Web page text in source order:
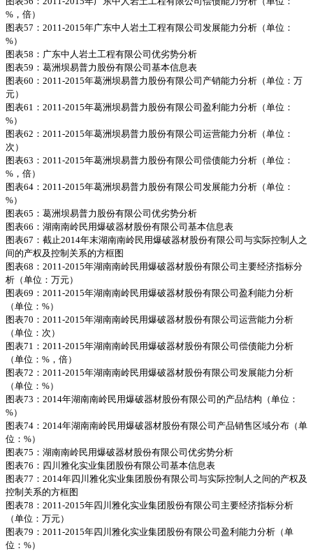
%，倍）
图表57：2011-2015年广东中人岩土工程有限公司发展能力分析（单位：
%）
图表58：广东中人岩土工程有限公司优劣势分析
图表59：葛洲坝易普力股份有限公司基本信息表
图表60：2011-2015年葛洲坝易普力股份有限公司产销能力分析（单位：万
元）
图表61：2011-2015年葛洲坝易普力股份有限公司盈利能力分析（单位：
%）
图表62：2011-2015年葛洲坝易普力股份有限公司运营能力分析（单位：
次）
图表63：2011-2015年葛洲坝易普力股份有限公司偿债能力分析（单位：
%，倍）
图表64：2011-2015年葛洲坝易普力股份有限公司发展能力分析（单位：
%）
图表65：葛洲坝易普力股份有限公司优劣势分析
图表66：湖南南岭民用爆破器材股份有限公司基本信息表
图表67：截止2014年末湖南南岭民用爆破器材股份有限公司与实际控制人之
间的产权及控制关系的方框图
图表68：2011-2015年湖南南岭民用爆破器材股份有限公司主要经济指标分
析（单位：万元）
图表69：2011-2015年湖南南岭民用爆破器材股份有限公司盈利能力分析
（单位：%）
图表70：2011-2015年湖南南岭民用爆破器材股份有限公司运营能力分析
（单位：次）
图表71：2011-2015年湖南南岭民用爆破器材股份有限公司偿债能力分析
（单位：%，倍）
图表72：2011-2015年湖南南岭民用爆破器材股份有限公司发展能力分析
（单位：%）
图表73：2014年湖南南岭民用爆破器材股份有限公司的产品结构（单位：
%）
图表74：2014年湖南南岭民用爆破器材股份有限公司产品销售区域分布（单
位：%）
图表75：湖南南岭民用爆破器材股份有限公司优劣势分析
图表76：四川雅化实业集团股份有限公司基本信息表
图表77：2014年四川雅化实业集团股份有限公司与实际控制人之间的产权及
控制关系的方框图
图表78：2011-2015年四川雅化实业集团股份有限公司主要经济指标分析
（单位：万元）
图表79：2011-2015年四川雅化实业集团股份有限公司盈利能力分析（单
位：%）